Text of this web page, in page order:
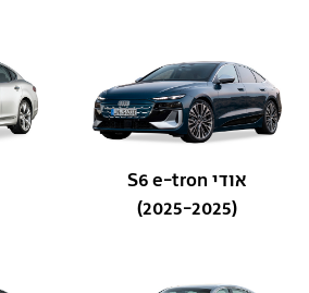
אודי S6 e-tron
(2025-2025)